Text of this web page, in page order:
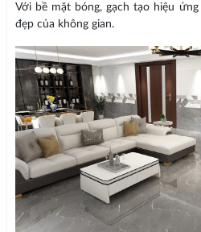
Với bề mặt bóng, gạch tạo hiệu
đẹp của không gian.